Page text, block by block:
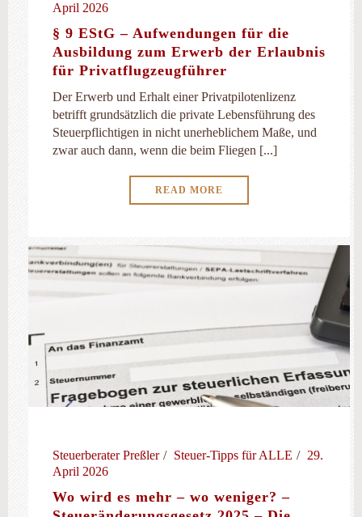
April 2026
§ 9 EStG – Aufwendungen für die
Ausbildung zum Erwerb der Erlaubnis
für Privatflugzeugführer
Der Erwerb und Erhalt einer Privatpilotenlizenz
betrifft grundsätzlich die private Lebensführung des
Steuerpflichtigen in nicht unerheblichem Maße, und
zwar auch dann, wenn die beim Fliegen [...]
READ MORE
Steuerberater Preßler Steuer-Tipps für ALLE
29.
April 2026
Wo wird es mehr – wo weniger? –